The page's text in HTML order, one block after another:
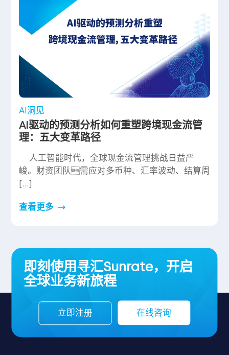
AI洞见
AI驱动的预测分析如何重塑跨境现金流管
理：五大变革路径
人工智能时代，全球现金流管理挑战日益严
峻。财资团队需应对多币种、汇率波动、结算周
[…]
查看更多
即刻使用寻汇Sunrate，开启
全球业务新旅程
立即注册 在线咨询